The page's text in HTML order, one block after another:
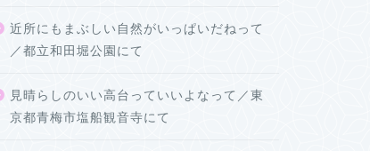
近所にもまぶしい自然がいっぱいだねって
／都立和田堀公園にて
見晴らしのいい高台っていいよなって／東
京都青梅市塩船観音寺にて